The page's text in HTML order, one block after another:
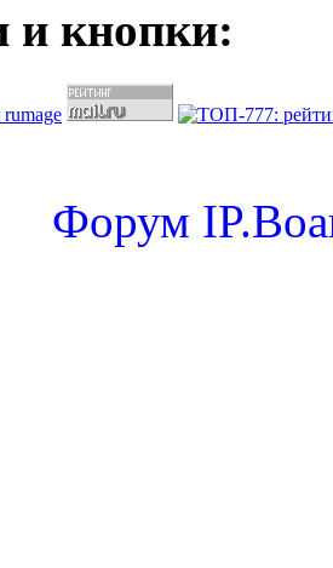
и кнопки:
Форум